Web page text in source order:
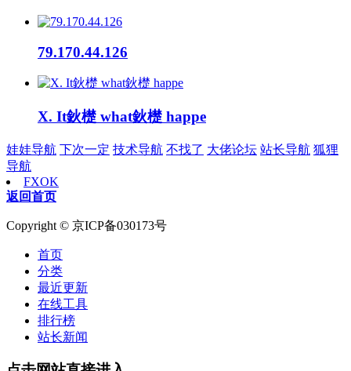
79.170.44.126
X. It鈥檚 what鈥檚 happe
娃娃导航 下次一定 技术导航 不找了 大佬论坛 站长导航 狐狸
导航
FXOK
返回首页
Copyright © 京ICP备030173号
首页
分类
最近更新
在线工具
排行榜
站长新闻